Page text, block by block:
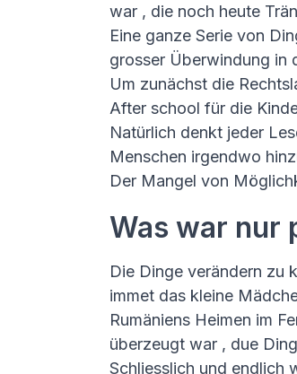
war , die noch heute
Eine ganze Serie von
grosser Überwindung in
Um zunächst die
After school für die
Natürlich denkt jeder
Menschen irgendwo
Der Mangel von
Was war nur
Die Dinge verändern zu
immet das kleine
Rumäniens Heimen im
überzeugt war , due
Schliesslich und endlich